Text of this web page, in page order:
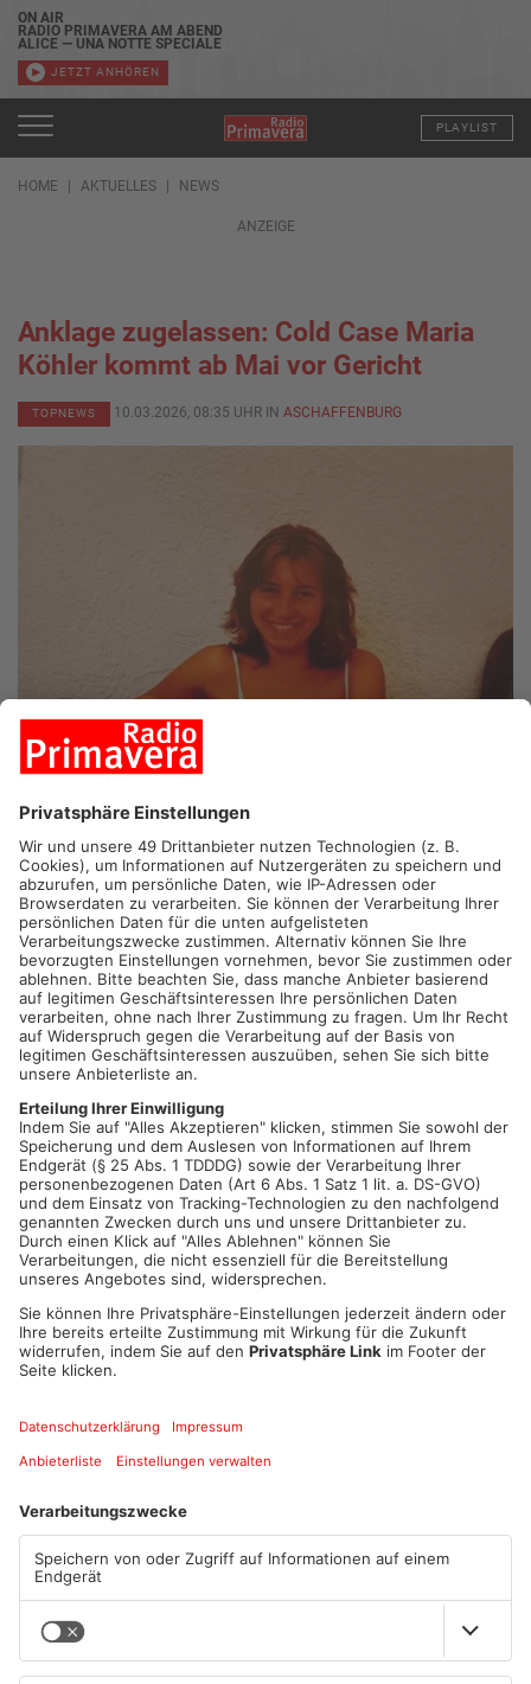
ON AIR
RADIO PRIMAVERA AM ABEND
ALICE — UNA NOTTE SPECIALE
JETZT ANHÖREN
PLAYLIST
HOME AKTUELLES NEWS
ANZEIGE
Anklage zugelassen: Cold Case Maria
Köhler kommt ab Mai vor Gericht
TOPNEWS 10.03.2026, 08:35 UHR IN ASCHAFFENBURG
ASCHAFFENBURG.41 Jahre nach dem Mord an der
Aschaffenburger Schwesternschülerin Maria Köhler kommt
der Fall jetzt tatsächlich vor Gericht. Das Landgericht
Aschaffenburg hat die Anklage zugelassen – ab Mai wird der
Cold Case verhandelt.
Vor drei Wochen wurden die Ermittlungen im Fall der getöteten
Schwesternschülerin abgeschlossen. Die Staatsanwaltschaft
Aschaffenburg erhob daraufhin Mordanklage gegen ihren
damaligen Ex-Freund – jetzt hat das Landgericht die Anklage
zugelassen, damit kommt es zum Prozess. Der Angeklagte
Nazmi G. soll die 19-Jährige im Schwesternwohnheim des
Aschaffenburger Krankenhauses mit einem Netzschal
erdrosselt haben – laut Staatsanwaltschaft aus Eifersucht und
Rache. Nach der Tat floh der Mann zunächst in die Türkei. Erst
vergangenen Sommer gelang den Ermittlern der Durchbruch:
41 Jahre nach dem Verbrechen wurde der heute 66-Jährige
festgenommen. Fünf Verhandlungstage sind für Mai und Juni
angesetzt. Weil die Tat so lange zurückliegt, kommt rechtlich
nur noch eine Verurteilung wegen Mordes infrage – andere
Delikte wie Totschlag sind bereits verjährt.
Artikel teilen
ANZEIGE
Mehr aus
Aschaffenburg